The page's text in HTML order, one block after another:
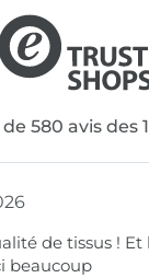
580 avis des
de tissus ! Et
beaucoup